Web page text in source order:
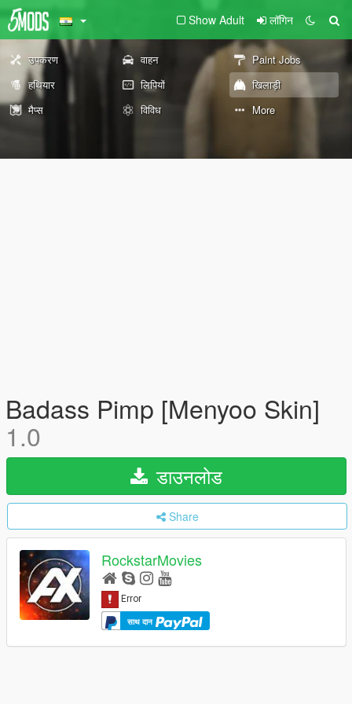
Show Adult लॉगिन
उपकरण वाहन
Paint Jobs
हथियार
लिपियों
खिलाड़ी
मैप्स
विविध More
Badass Pimp [Menyoo Skin]
1.0
डाउनलोड
Share
RockstarMovies
साथ दान